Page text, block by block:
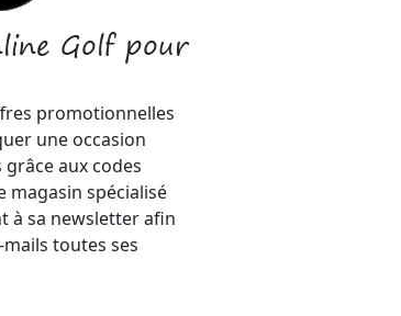
Golf pour
promotionnelles
une occasion
aux codes
magasin spécialisé
à sa newsletter afin
toutes ses